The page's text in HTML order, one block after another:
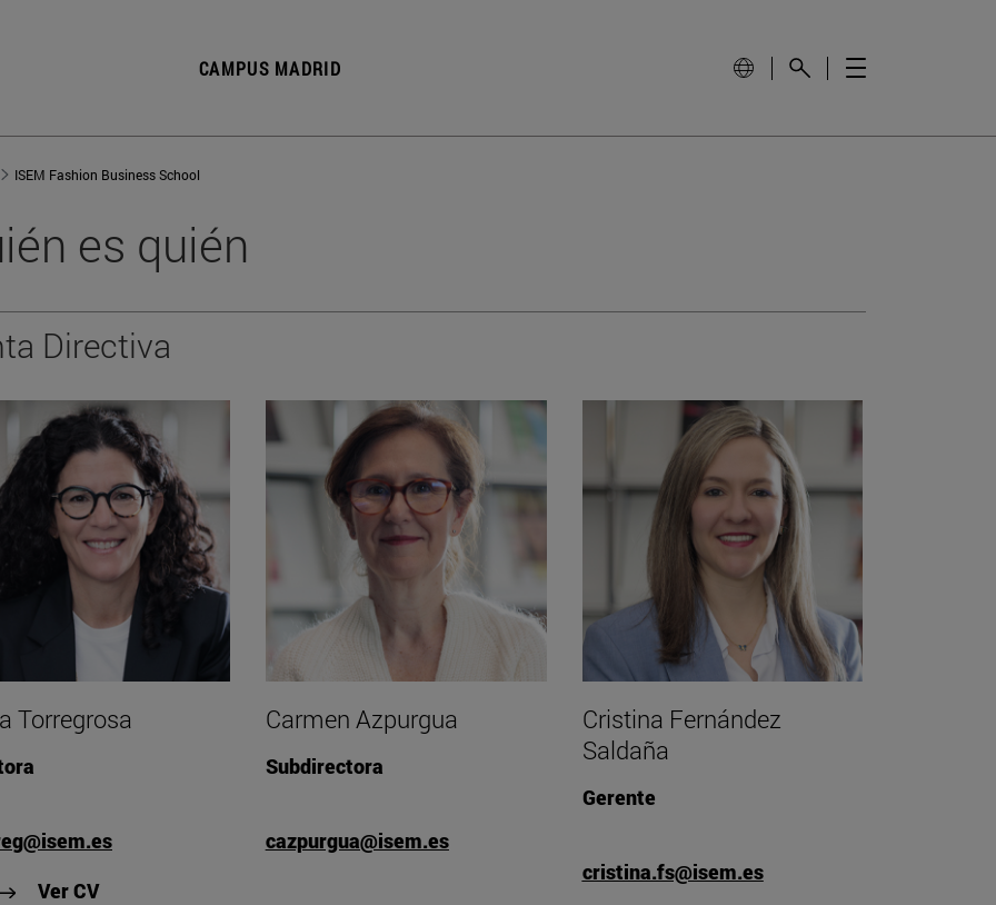
CAMPUS MADRID
ISEM Fashion Business School
es quién
Directiva
Torregrosa
Ver CV"Ver CV de Marta Torregrosa"
Carmen Azpurgua
Subdirectora
cazpurgua@isem.es
Cristina Fernández
Saldaña
Gerente
cristina.fs@isem.es